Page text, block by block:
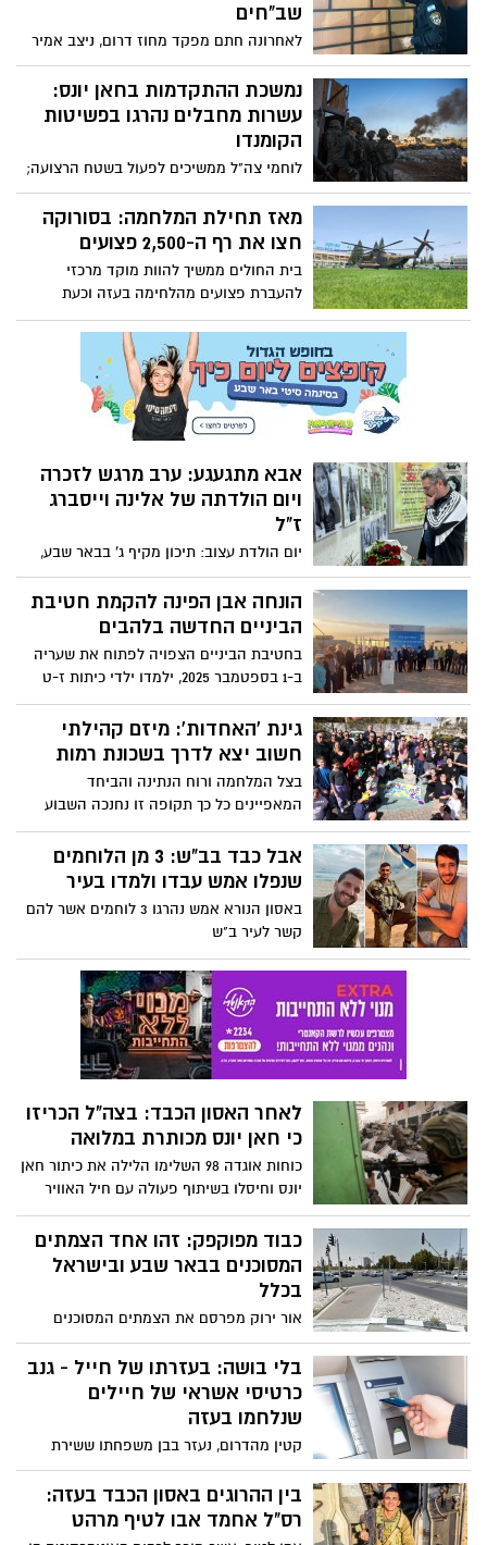
מקשר הקבוצה, רועי גורדנה
שב"חים
לאחרונה חתם מפקד מחוז דרום, ניצב אמיר
כהן, על צו סגירה ל-5 בתי עסק בבאר שבע
ורהט, שם הועסקו שוהים בלתי חוקים בזמן
הלחימה בדרום. כנגד 10 שב"חים הוגשו כתבי
אישום ובקשות מעצר עד לתום ההליכים
המשפטיים
נמשכת ההתקדמות בחאן יונס:
עשרות מחבלים נהרגו בפשיטות
הקומנדו
לוחמי צה"ל ממשיכים לפעול בשטח הרצועה;
כוחות אוגדה 98 ממשיכים בהתקפה במרחב
מחנה חאן יונס. במקביל, במרכז הרצועה
לוחמי חטיבת יפתח חיסלו מחבל חמוש
מאז תחילת המלחמה: בסורוקה
חצו את רף ה-2,500 פצועים
בית החולים ממשיך להוות מוקד מרכזי
להעברת פצועים מהלחימה בעזה וכעת
מתפרסמים נתונים עדכניים אודות כמות
אבא מתגעגע: ערב מרגש לזכרה
ויום הולדתה של אלינה וייסברג
ז"ל
יום הולדת עצוב: תיכון מקיף ג' בבאר שבע,
בניהולה של חוה סטרול, קיימו אתמול (שני)
ערב מרגש לזכרה של התלמידה, אלינה
וייסברג, שנרצחה בשבעה באוקטובר בחוף
המשפחה, החברים הקרובים, הצוות החינוכי
אלינה, אלכסנדר לובין, לא יכול היה לדבר.
הונחה אבן הפינה להקמת חטיבת
הביניים החדשה בלהבים
בחטיבת הביניים הצפויה לפתוח את שעריה
ב-1 בספטמבר 2025, ילמדו ילדי כיתות ז-ט
במבנה חדשני ובאקלים חינוכי המעודד
למידה משמעותית, יצירת חברויות וחיבור
לקהילה
גינת 'האחדות': מיזם קהילתי
חשוב יצא לדרך בשכונת רמות
בצל המלחמה ורוח הנתינה והביחד
המאפיינים כל כך תקופה זו נחנכה השבוע
(שני), גינת 'האחדות', גינה קהילתית ראשונה
בשכונת רמות בבאר שבעאבל כבד בב"ש: 3 מן הלוחמים
שנפלו אמש עבדו ולמדו בעיר
באסון הנורא אמש נהרגו 3 לוחמים אשר להם
קשר לעיר ב"ש
לאחר האסון הכבד: בצה"ל הכריזו
כי חאן יונס מכותרת במלואה
כוחות אוגדה 98 השלימו הלילה את כיתור חאן
יונס וחיסלו בשיתוף פעולה עם חיל האוויר
עשרות רבות של מחבלים ביממה האחרונה
כבוד מפוקפק: זהו אחד הצמתים
המסוכנים בבאר שבע ובישראל
בכלל
אור ירוק מפרסם את הצמתים המסוכנים
ביותר במדינת ישראל ובעוד ארבעה מהם
בירושלים, גם באר שבע נכנסת לרשימה
המפוקפקת. עו"ד יניב יעקב מנכ"ל עמותת
אור ירוק: "האחריות מוטלת על משרד
הערים. בהקצאת משאבים נכונה ניתן לאתר
את התאונה הבאה"
בלי בושה: בעזרתו של חייל - גנב
כרטיסי אשראי של חיילים
שנלחמו בעזה
קטין מהדרום, נעזר בבן משפחתו ששירת
בגבול רצועת עזה וזאת בשביל לגנוב כרטיסי
אשראי של חיילים אשר נלחמו באותה העת
בתוך הרצועה. בהמשך, גנב גם תחמושת וניסה
בין ההרוגים באסון הכבד בעזה:
רס"ל אחמד אבו לטיף מרהט